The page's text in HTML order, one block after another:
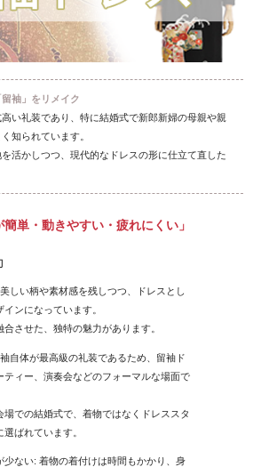
袖」をリメイク
い礼装であり、特に結婚式で新郎新婦の母親や親
知られています。
活かしつつ、現代的なドレスの形に仕立て直した
簡単・動きやすい・疲れにくい」
しい柄や素材感を残しつつ、ドレスとし
ンになっています。
させた、独特の魅力があります。
自体が最高級の礼装であるため、留袖ド
ティー、演奏会などのフォーマルな場面で
での結婚式で、着物ではなくドレススタ
ばれています。
少ない: 着物の着付けは時間もかかり、身